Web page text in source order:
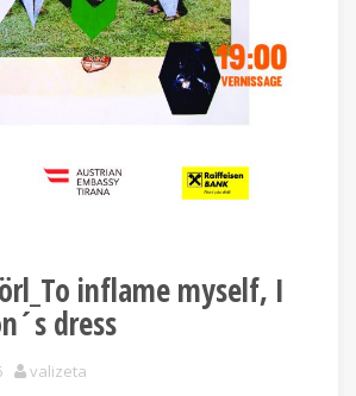
inflame myself, I
dress
valizeta